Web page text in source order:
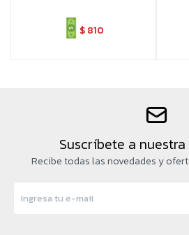
$810
Suscríbete a
Recibe todas las novedades y